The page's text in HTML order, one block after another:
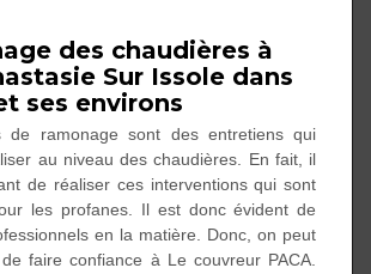
des chaudières à
Sur Issole dans
ses environs
de ramonage sont des entretiens qui
au niveau des chaudières. En fait, il
de réaliser ces interventions qui sont
les profanes. Il est donc évident de
en la matière. Donc, on peut
faire confiance à Le couvreur PACA.